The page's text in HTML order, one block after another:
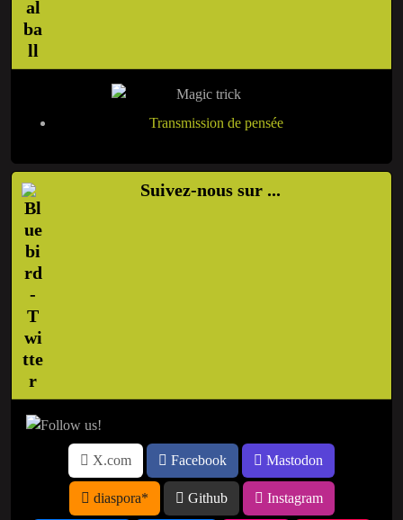
Transmission de pensée
Suivez-nous sur ...
X.com Facebook Mastodon
diaspora* Github Instagram